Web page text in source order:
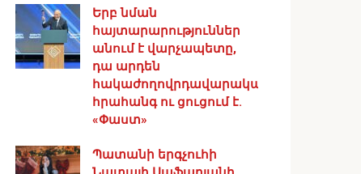
Երբ նման
հայտարարություններ
անում է վարչապետը,
դա արդեն
հակաժողովրդավարական
հրահանգ ու ցուցում է.
«Փաստ»
Պատանի երգչուհի